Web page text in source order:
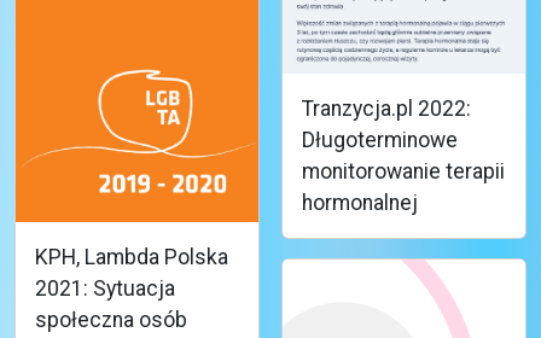
KPH, Lambda Polska
2021: Sytuacja
społeczna osób
Tranzycja.pl 2022:
Długoterminowe
monitorowanie terapii
hormonalnej